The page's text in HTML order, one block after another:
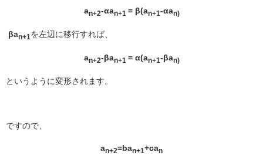
an+2-αan+1 = β(an+1-αan)
βan+1を左辺に移行すれば、
an+2-βan+1 = α(an+1-βan)
というように変形されます。
ですので、
an+2=ban+1+can